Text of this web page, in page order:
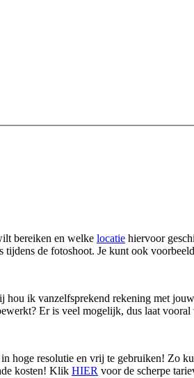
bereiken en welke locatie hiervoor
de fotoshoot. Je kunt ook
hou ik vanzelfsprekend rekening met
Er is veel mogelijk, dus laat
resolutie en vrij te gebruiken! Zo
kosten! Klik HIER voor de scherpe